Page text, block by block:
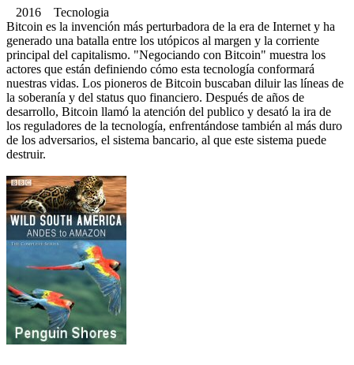
2016 Tecnologia
Bitcoin es la invención más perturbadora de la era de Internet y ha
generado una batalla entre los utópicos al margen y la corriente
principal del capitalismo. "Negociando con Bitcoin" muestra los
actores que están definiendo cómo esta tecnología conformará
nuestras vidas. Los pioneros de Bitcoin buscaban diluir las líneas de
la soberanía y del status quo financiero. Después de años de
desarrollo, Bitcoin llamó la atención del publico y desató la ira de
los reguladores de la tecnología, enfrentándose también al más duro
de los adversarios, el sistema bancario, al que este sistema puede
destruir.